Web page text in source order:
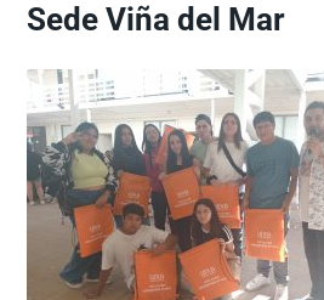
Sede Viña del Mar